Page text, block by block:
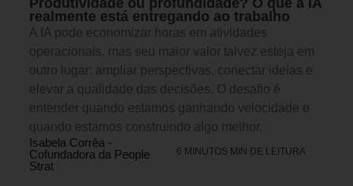
realmente está entregando ao trabalho
A IA pode economizar horas em atividades
operacionais, mas seu maior valor talvez esteja em
outro lugar: ampliar perspectivas, conectar ideias e
elevar a qualidade das decisões. O desafio é
entender quando estamos ganhando velocidade e
quando estamos construindo algo melhor.
Isabela Corrêa -
Cofundadora da People
Strat
6 MINUTOS MIN DE LEITURA